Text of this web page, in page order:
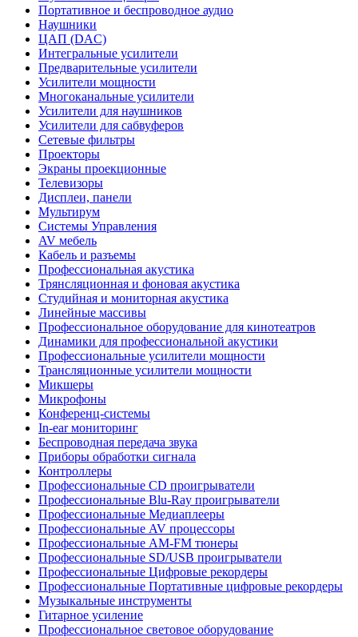
Портативное и беспроводное аудио
Наушники
ЦАП (DAC)
Интегральные усилители
Предварительные усилители
Усилители мощности
Многоканальные усилители
Усилители для наушников
Усилители для сабвуферов
Сетевые фильтры
Проекторы
Экраны проекционные
Телевизоры
Дисплеи, панели
Мультирум
Системы Управления
AV мебель
Кабель и разъемы
Профессиональная акустика
Трянсляционная и фоновая акустика
Студийная и мониторная акустика
Линейные массивы
Профессиональное оборудование для кинотеатров
Динамики для профессиональной акустики
Профессиональные усилители мощности
Трансляционные усилители мощности
Микшеры
Микрофоны
Конференц-системы
In-ear мониторинг
Беспроводная передача звука
Приборы обработки сигнала
Контроллеры
Профессиональные СD проигрыватели
Профессиональные Blu-Ray проигрыватели
Профессиональные Медиаплееры
Профессиональные AV процессоры
Профессиональные AM-FM тюнеры
Профессиональные SD/USB проигрыватели
Профессиональные Цифровые рекордеры
Профессиональные Портативные цифровые рекордеры
Музыкальные инструменты
Гитарное усиление
Профессиональное световое оборудование